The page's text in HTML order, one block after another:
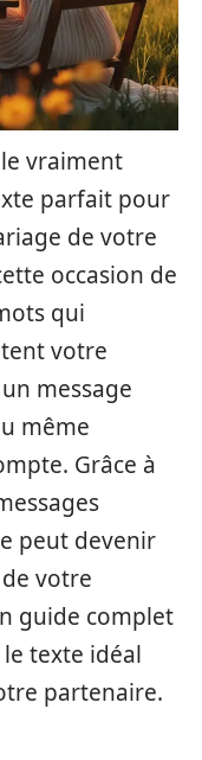
vraiment
parfait pour
de votre
occasion de
qui
votre
message
même
Grâce à
peut devenir
votre
guide complet
texte idéal
partenaire.